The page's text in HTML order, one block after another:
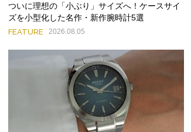
ついに理想の「小ぶり」サイズへ！ケースサイ
ズを小型化した名作・新作腕時計5選
FEATURE 2026.08.05